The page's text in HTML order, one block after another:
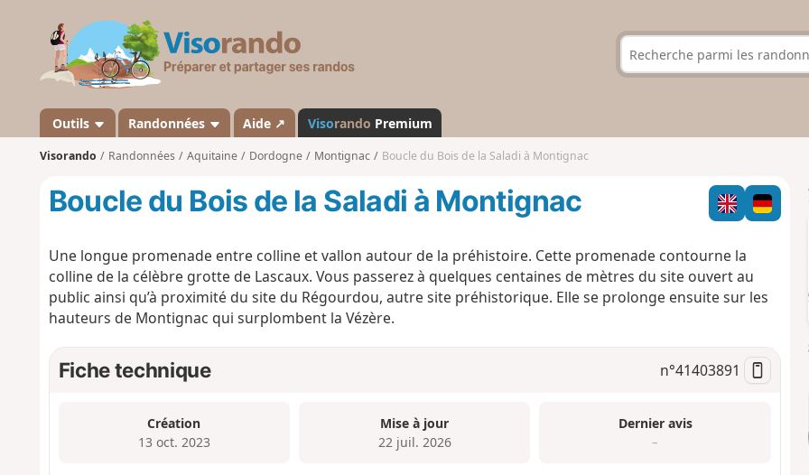
s
a
n
d
Outils Randonnées Aide ↗ Visorando Premium
Visorando Randonnées Aquitaine Dordogne Montignac Boucle du Bois de la Saladi à Montignac
Boucle du Bois de la Saladi à Montignac
Une longue promenade entre colline et vallon autour de la préhistoire. Cette promenade contourne la
colline de la célèbre grotte de Lascaux. Vous passerez à quelques centaines de mètres du site ouvert au
public ainsi qu’à proximité du site du Régourdou, autre site préhistorique. Elle se prolonge ensuite sur les
hauteurs de Montignac qui surplombent la Vézère.
Fiche technique n°41403891
Création
13 oct. 2023
Mise à jour
22 juil. 2026
Dernier avis
–